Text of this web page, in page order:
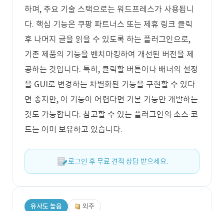
하며, 주요 기술 스택으로는 워드프레스가 사용됩니
다. 핵심 기능은 쿠팡 파트너스 또는 제휴 링크 클릭
후 나머지 글을 읽을 수 있도록 하는 플러그인으로,
기존 제품의 기능을 벤치마킹하여 개선된 버전을 제
공하는 것입니다. 특히, 클릭할 버튼이나 배너의 설정
을 GUI로 변경하는 차별화된 기능을 구현할 수 있다
면 좋지만, 이 기능이 어렵다면 기본 기능만 개발하는
것도 가능합니다. 참고할 수 있는 플러그인의 소스 코
드는 이미 보유하고 있습니다.
로그인 후 무료 견적 상담 받으세요.
유사도 높음 외주